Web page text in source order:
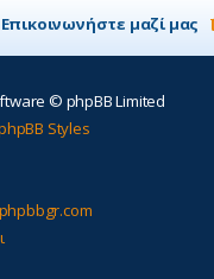
Επικοινωνήστε μαζί μας
© phpBB Limited
Styles
phpbbgr.com